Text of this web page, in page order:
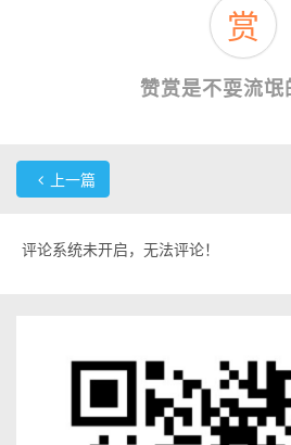
赏
赞赏是不耍流氓
上一篇
评论系统未开启，无法评论！